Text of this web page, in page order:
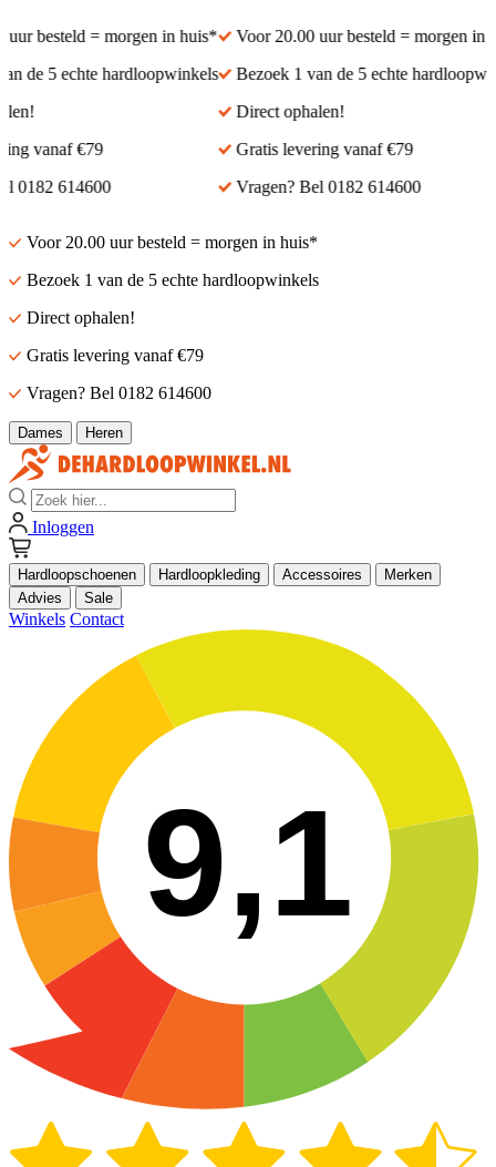
besteld = morgen in huis*
de 5 echte hardloopwinkels
vanaf €79
614600
Voor 20.00 uur besteld = morgen in
Bezoek 1 van de 5 echte
Direct ophalen!
Gratis levering vanaf €79
Vragen? Bel 0182 614600
Voor 20.00 uur besteld = morgen in huis*
Bezoek 1 van de 5 echte hardloopwinkels
Direct ophalen!
Gratis levering vanaf €79
Vragen? Bel 0182 614600
Dames Heren
Zoek
Inloggen
Hardloopschoenen Hardloopkleding Accessoires
Merken
Advies
Sale
Winkels Contact
9,1